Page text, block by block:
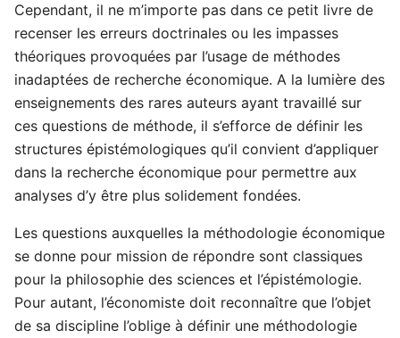
Cependant, il ne m’importe pas dans ce petit livre de
recenser les erreurs doctrinales ou les impasses
théoriques provoquées par l’usage de méthodes
inadaptées de recherche économique. A la lumière des
enseignements des rares auteurs ayant travaillé sur
ces questions de méthode, il s’efforce de définir les
structures épistémologiques qu’il convient d’appliquer
dans la recherche économique pour permettre aux
analyses d’y être plus solidement fondées.
Les questions auxquelles la méthodologie économique
se donne pour mission de répondre sont classiques
pour la philosophie des sciences et l’épistémologie.
Pour autant, l’économiste doit reconnaître que l’objet
de sa discipline l’oblige à définir une méthodologie